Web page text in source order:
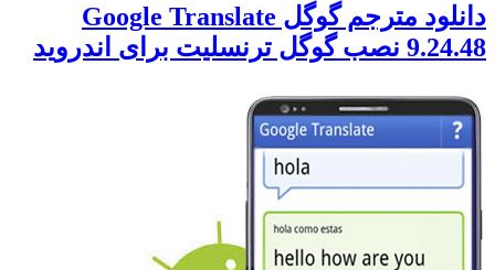
دانلود مترجم گوگل Google Translate
نصب گوگل ترنسلیت برای اندروید